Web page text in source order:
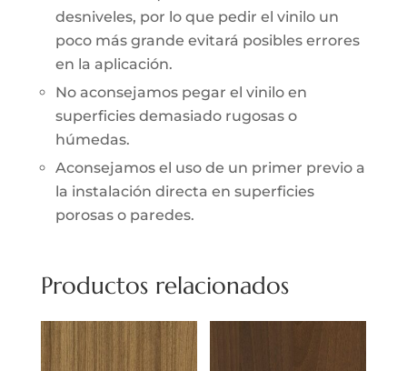
desniveles, por lo que pedir el vinilo un
poco más grande evitará posibles errores
en la aplicación.
No aconsejamos pegar el vinilo en
superficies demasiado rugosas o
húmedas.
Aconsejamos el uso de un primer previo a
la instalación directa en superficies
porosas o paredes.
Productos relacionados